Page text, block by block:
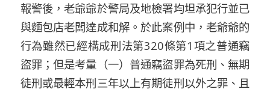
報警後 ， 老爺爺於警局及地檢署均坦承犯行並已
與麵包店老闆達成和解。於此案例中，老爺爺的
行為雖然已經構成刑法第320條第1 項之普通竊
盜罪； 但是考量 （一）普通竊盜罪為死刑、無期
徒刑或最輕本刑三年以上有期徒刑以外之罪 、且